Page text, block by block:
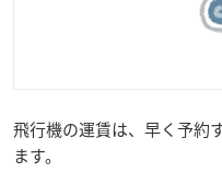
飛行機の運賃は、早く予約
ます。